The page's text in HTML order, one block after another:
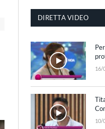
DIRETTA VIDEO
16/
10/